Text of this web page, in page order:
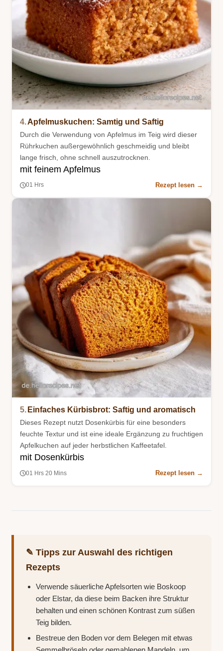
4.Apfelmuskuchen: Samtig und Saftig
Durch die Verwendung von Apfelmus im Teig wird dieser
Rührkuchen außergewöhnlich geschmeidig und bleibt
lange frisch, ohne schnell auszutrocknen.
mit feinem Apfelmus
01 Hrs Rezept lesen →
5. Einfaches Kürbisbrot: Saftig und aromatisch
Dieses Rezept nutzt Dosenkürbis für eine besonders
feuchte Textur und ist eine ideale Ergänzung zu fruchtigen
Apfelkuchen auf jeder herbstlichen Kaffeetafel.
mit Dosenkürbis
01 Hrs 20 Mins Rezept lesen →
✎ Tipps zur Auswahl des richtigen
Rezepts
Verwende säuerliche Apfelsorten wie Boskoop
oder Elstar, da diese beim Backen ihre Struktur
behalten und einen schönen Kontrast zum süßen
Teig bilden.
Bestreue den Boden vor dem Belegen mit etwas